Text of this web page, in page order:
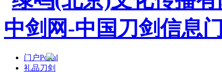
门户Portal
礼品刀剑